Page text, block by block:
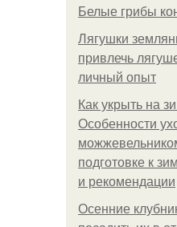
Белые грибы
Лягушки
привлечь
личный опыт
Как укрыть на
Особенности
подготовке к
и рекомендации
Осенние